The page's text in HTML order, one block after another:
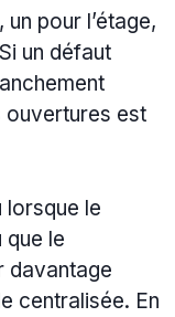
pour l’étage,
un défaut
ouvertures est
le
que le
davantage
centralisée. En